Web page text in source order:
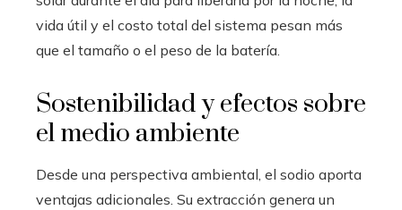
vida útil y el costo total del sistema pesan más
que el tamaño o el peso de la batería.
Sostenibilidad y efectos sobre
el medio ambiente
Desde una perspectiva ambiental, el sodio aporta
ventajas adicionales. Su extracción genera un